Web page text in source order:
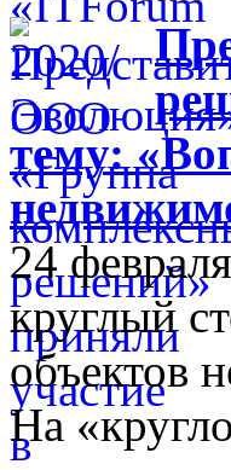
тему:
24
круглый
объектов
На